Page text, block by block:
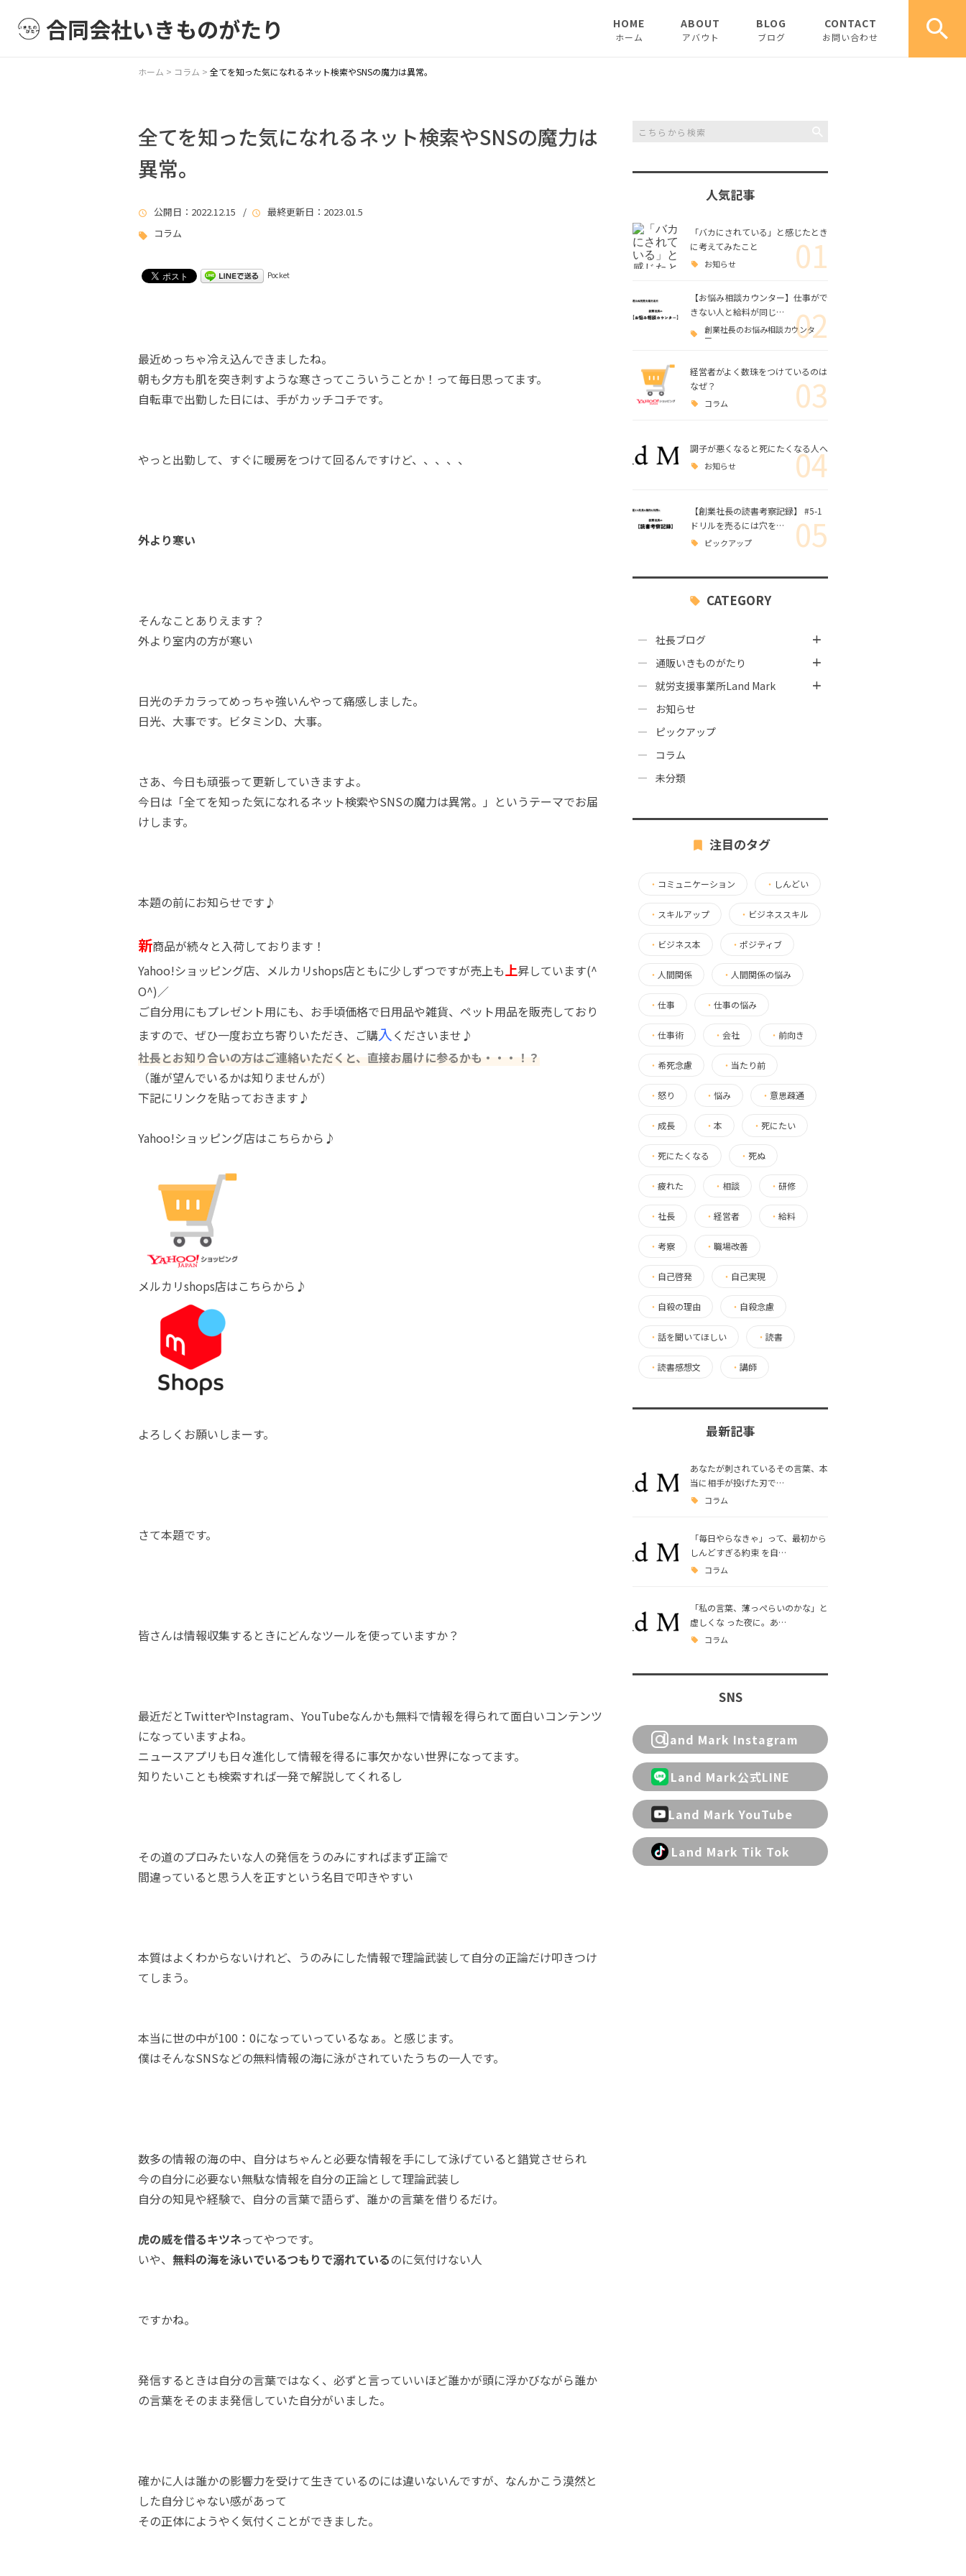
合同会社いきものがたり HOME
ホーム
ABOUT
アバウト
BLOG
ブログ
コラム
CONTACT
お問い合わせ
ホーム > コラム > 全てを知った気になれるネット検索やSNSの魔力は異常。
全てを知った気になれるネット検索やSNSの魔力は
異常。
公開日 ：2022.12.15 / 最終更新日 ：2023.01.5
コラム
Pocket
最近めっちゃ冷え込んできましたね。
朝も夕方も肌を突き刺すような寒さってこういうことか！って毎日思ってます。
自転車で出勤した日には、手がカッチコチです。
やっと出勤して、すぐに暖房をつけて回るんですけど、、、、、
外より寒い
そんなことありえます？
外より室内の方が寒い
日光のチカラってめっちゃ強いんやって痛感しました。
日光、大事です。ビタミンD、大事。
さあ、今日も頑張って更新していきますよ。
今日は「全てを知った気になれるネット検索やSNSの魔力は異常。」というテーマでお届
けします。
本題の前にお知らせです♪
新商品が続々と入荷しております！
Yahoo!ショッピング店、メルカリshops店ともに少しずつですが売上も上昇しています(^
O^)／
ご自分用にもプレゼント用にも、お手頃価格で日用品や雑貨、ペット用品を販売しており
ますので、ぜひ一度お立ち寄りいただき、ご購入くださいませ♪
社長とお知り合いの方はご連絡いただくと、直接お届けに参るかも・・・！？
（誰が望んでいるかは知りませんが）
下記にリンクを貼っておきます♪
Yahoo!ショッピング店はこちらから♪
メルカリshops店はこちらから♪
よろしくお願いしまーす。
さて本題です。
皆さんは情報収集するときにどんなツールを使っていますか？
最近だとTwitterやInstagram、YouTubeなんかも無料で情報を得られて面白いコンテンツ
になっていますよね。
ニュースアプリも日々進化して情報を得るに事欠かない世界になってます。
知りたいことも検索すれば一発で解説してくれるし
その道のプロみたいな人の発信をうのみにすればまず正論で
間違っていると思う人を正すという名目で叩きやすい
本質はよくわからないけれど、うのみにした情報で理論武装して自分の正論だけ叩きつけ
てしまう。
本当に世の中が100：0になっていっているなぁ。と感じます。
僕はそんなSNSなどの無料情報の海に泳がされていたうちの一人です。
数多の情報の海の中、自分はちゃんと必要な情報を手にして泳げていると錯覚させられ
今の自分に必要ない無駄な情報を自分の正論として理論武装し
自分の知見や経験で、自分の言葉で語らず、誰かの言葉を借りるだけ。
虎の威を借るキツネってやつです。
いや、 無料の海を泳いでいるつもりで溺れているのに気付けない人
ですかね。
発信するときは自分の言葉ではなく、必ずと言っていいほど誰かが頭に浮かびながら誰か
の言葉をそのまま発信していた自分がいました。
確かに人は誰かの影響力を受けて生きているのには違いないんですが、なんかこう漠然と
した自分じゃない感があって
その正体にようやく気付くことができました。
人気記事
「バカにされている」と感じたとき
に考えてみたこと
お知らせ 01
【お悩み相談カウンター】仕事がで
きない人と給料が同じ…
創業社長のお悩み相談カウンタ
ー 02
経営者がよく数珠をつけているのは
なぜ？
コラム 03
調子が悪くなると死にたくなる人へ
お知らせ 04
【創業社長の読書考察記録】 #5-1
ドリルを売るには穴を…
ピックアップ 05
CATEGORY
社長ブログ
通販いきものがたり
就労支援事業所Land Mark
お知らせ
ピックアップ
コラム
未分類
注目のタグ
・ コミュニケーション ・ しんどい
・ スキルアップ ・ ビジネススキル
・ ビジネス本 ・ ポジティブ
・ 人間関係 ・ 人間関係の悩み
・ 仕事 ・ 仕事の悩み
・ 仕事術 ・ 会社 ・ 前向き
・ 希死念慮 ・ 当たり前
・ 怒り ・ 悩み ・ 意思疎通
・ 成長 ・ 本 ・ 死にたい
・ 死にたくなる ・ 死ぬ
・ 疲れた ・ 相談 ・ 研修
・ 社長 ・ 経営者 ・ 給料
・ 考察 ・ 職場改善
・ 自己啓発 ・ 自己実現
・ 自殺の理由 ・ 自殺念慮
・ 話を聞いてほしい ・ 読書
・ 読書感想文 ・ 講師
最新記事
あなたが刺されているその言葉、本
当に相手が投げた刃で…
コラム
「毎日やらなきゃ」って、最初から
しんどすぎる約束 を自…
コラム
「私の言葉、薄っぺらいのかな」と
虚しくな った夜に。あ…
コラム
SNS
Land Mark Instagram
Land Mark公式LINE
Land Mark YouTube
Land Mark Tik Tok